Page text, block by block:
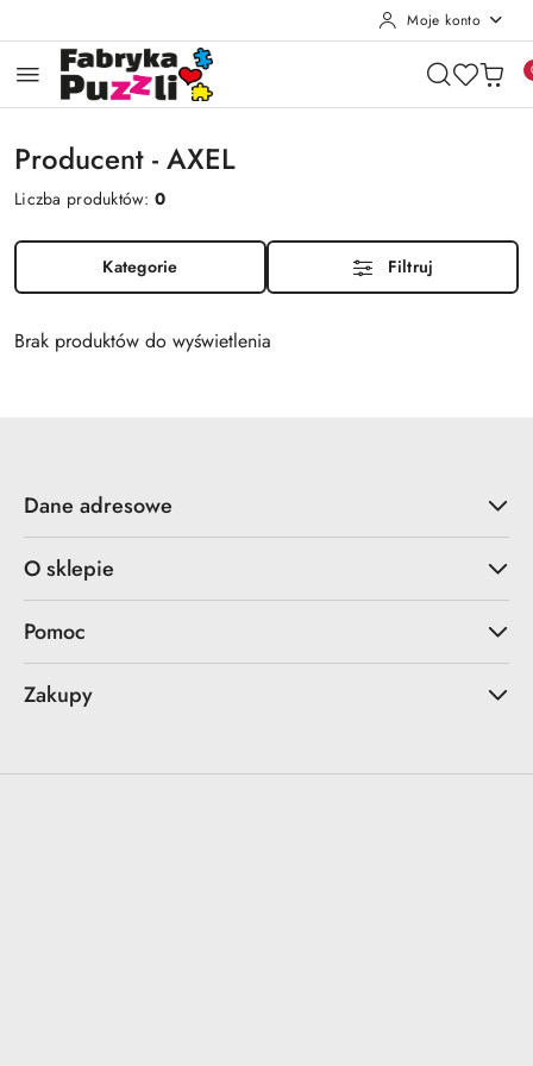
Moje konto
Producent - AXEL
Liczba produktów:0
Kategorie Filtruj
Brak produktów do wyświetlenia
Dane adresowe
O sklepie
Pomoc
Zakupy